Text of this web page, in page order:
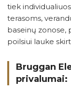
tiek
terasoms,
baseinų zonose,
poilsiui lauke
Bruggan
privalumai: